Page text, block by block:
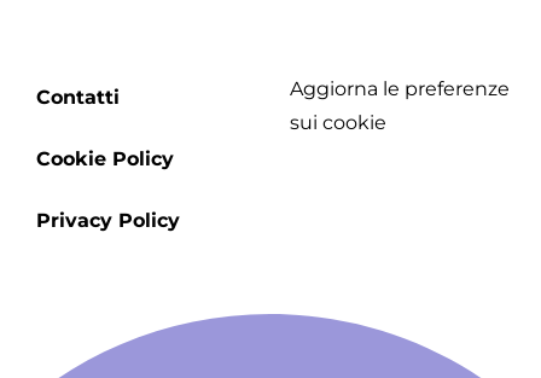
Footer
Contatti
Cookie Policy
Privacy Policy
Aggiorna le preferenze
sui cookie